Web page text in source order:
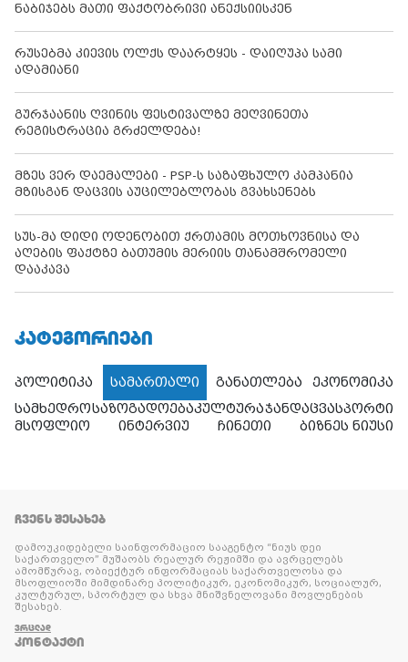
ნაბიჯებს მათი ფაქტობრივი ანექსიისკენ
რუსებმა კიევის ოლქს დაარტყეს - დაიღუპა სამი
ადამიანი
გურჯაანის ღვინის ფესტივალზე მეღვინეთა
რეგისტრაცია გრძელდება!
მზეს ვერ დაემალები - PSP-ს საზაფხულო კამპანია
მზისგან დაცვის აუცილებლობას გვახსენებს
სუს-მა დიდი ოდენობით ქრთამის მოთხოვნისა და
აღების ფაქტზე ბათუმის მერიის თანამშრომელი
დააკავა
ᲙᲐᲢᲔᲒᲝᲠᲘᲔᲑᲘ
პოლიტიკა სამართალი განათლება
ეკონომიკა
სამხედროსაზოგადოებაკულტურაჯანდაცვასპორტი
მსოფლიო
ინტერვიუ ჩინეთი ბიზნეს ნიუსი
ᲩᲕᲔᲜᲡ ᲨᲔᲡᲐᲮᲔᲑ
დამოუკიდებელი საინფორმაციო სააგენტო “ნიუს დეი
საქართველო” მუშაობს რეალურ რეჟიმში და ავრცელებს
ამომწურავ, ობიექტურ ინფორმაციას საქართველოსა და
მსოფლიოში მიმდინარე პოლიტიკურ, ეკონომიკურ, სოციალურ,
კულტურულ, სპორტულ და სხვა მნიშვნელოვანი მოვლენების
შესახებ.
ᲕᲠᲪᲚᲐᲓ
ᲙᲝᲜᲢᲐᲥᲢᲘ